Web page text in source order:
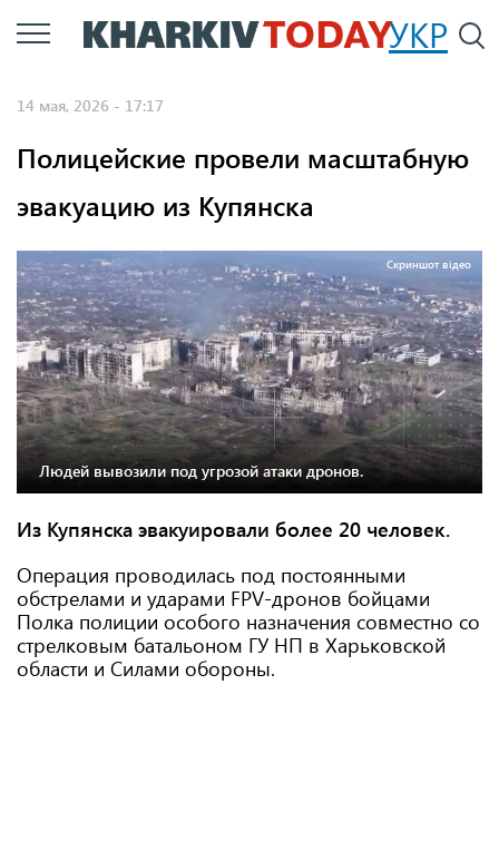
Перейти
к
УКР
14 мая, 2026 - 17:17
Полицейские провели масштабную
эвакуацию из Купянска
Скриншот відео
Людей вывозили под угрозой атаки дронов.
Из Купянска эвакуировали более 20 человек.
Операция проводилась под постоянными
обстрелами и ударами FPV-дронов бойцами
Полка полиции особого назначения совместно со
стрелковым батальоном ГУ НП в Харьковской
области и Силами обороны.